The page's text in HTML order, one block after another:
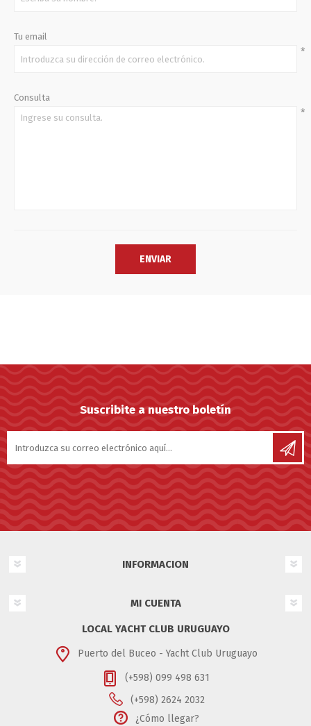
Tu email
*
Consulta
*
Suscribite a nuestro boletín
INFORMACION
MI CUENTA
LOCAL YACHT CLUB URUGUAYO
Puerto del Buceo - Yacht Club Uruguayo
(+598) 099 498 631
(+598) 2624 2032
¿Cómo llegar?